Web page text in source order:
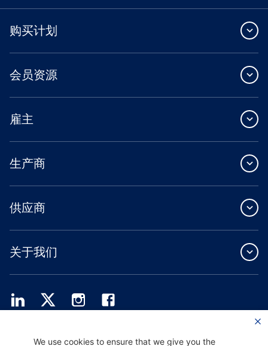
购买计划
会员资源
雇主
生产商
供应商
关于我们
Providence Health Plan 提供商业团体、个人健康保障和 ASO 服务。
We use cookies to ensure that we give you the